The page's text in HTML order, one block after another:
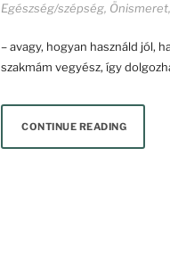
Egészség/szépség, Önismeret,
– avagy, hogyan használd jól,
szakmám vegyész, így
CONTINUE READING